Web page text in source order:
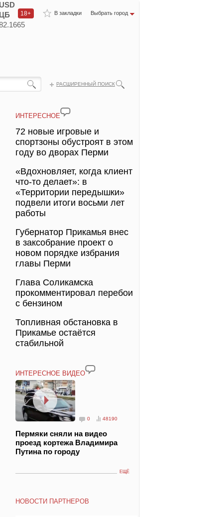
В закладки Выбрать город
18+
РАСШИРЕННЫЙ ПОИСК
ИНТЕРЕСНОЕ
72 новые игровые и
спортзоны обустроят в этом
году во дворах Перми
«Вдохновляет, когда клиент
что-то делает»: в
«Территории передышки»
подвели итоги восьми лет
работы
Губернатор Прикамья внес
в заксобрание проект о
новом порядке избрания
главы Перми
Глава Соликамска
прокомментировал перебои
с бензином
Топливная обстановка в
Прикамье остаётся
стабильной
ИНТЕРЕСНОЕ ВИДЕО
0 48190
Пермяки сняли на видео
проезд кортежа Владимира
Путина по городу
ЕЩЁ
НОВОСТИ ПАРТНЕРОВ